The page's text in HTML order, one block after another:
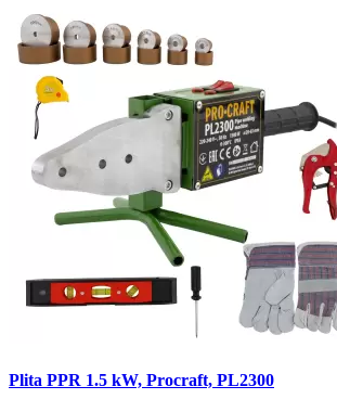
Plita PPR 1.5 kW, Procraft, PL2300